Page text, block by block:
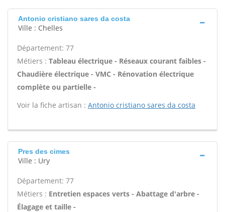
Antonio cristiano sares da costa
Ville : Chelles
Département: 77
Métiers : Tableau électrique - Réseaux courant faibles -
Chaudière électrique - VMC - Rénovation électrique
complète ou partielle -
Voir la fiche artisan : Antonio cristiano sares da costa
Pres des cimes
Ville : Ury
Département: 77
Métiers : Entretien espaces verts - Abattage d'arbre -
Élagage et taille -